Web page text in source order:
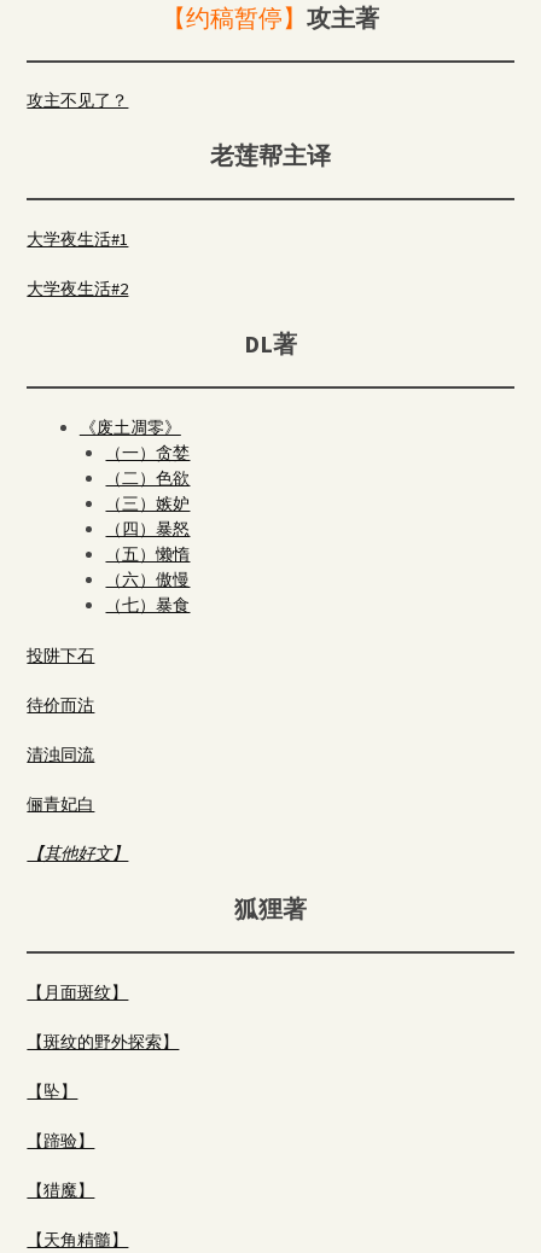
【约稿暂停】 攻主著
攻主不见了？
老莲帮主译
大学夜生活#1
大学夜生活#2
DL著
《废土凋零》
（一）贪婪
（二）色欲
（三）嫉妒
（四）暴怒
（五）懒惰
（六）傲慢
（七）暴食
投阱下石
待价而沽
清浊同流
俪青妃白
【其他好文】
狐狸著
【月面斑纹】
【斑纹的野外探索】
【坠】
【蹄验】
【猎魔】
【天角精髓】